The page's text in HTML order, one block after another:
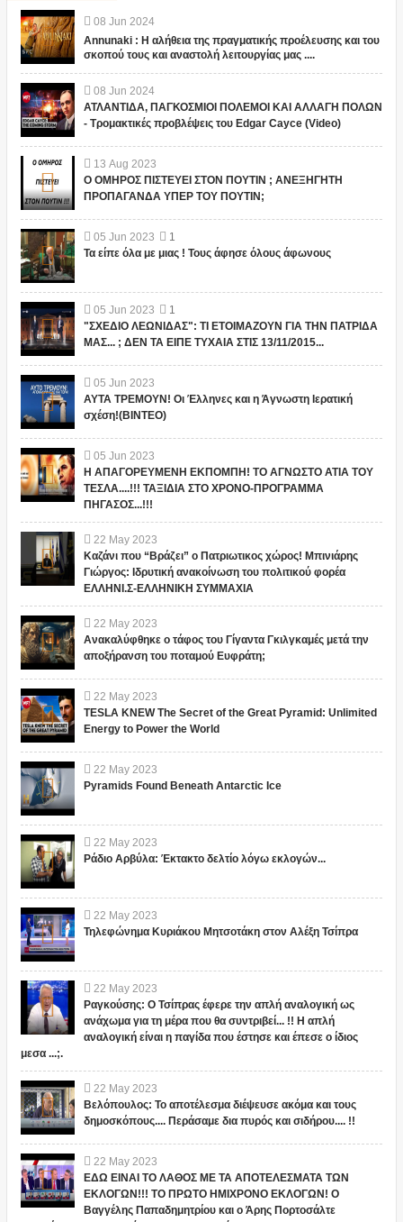
08 Jun 2024
Annunaki : Η αλήθεια της πραγματικής προέλευσης και του
σκοπού τους και αναστολή λειτουργίας μας ....
08 Jun 2024
ΑΤΛΑΝΤΙΔΑ, ΠΑΓΚΟΣΜΙΟΙ ΠΟΛΕΜΟΙ ΚΑΙ ΑΛΛΑΓΗ ΠΟΛΩΝ
- Τρομακτικές προβλέψεις του Edgar Cayce (Video)
13 Aug 2023
Ο ΟΜΗΡΟΣ ΠΙΣΤΕΥΕΙ ΣΤΟΝ ΠΟΥΤΙΝ ; ΑΝΕΞΗΓΗΤΗ
ΠΡΟΠΑΓΑΝΔΑ ΥΠΕΡ ΤΟΥ ΠΟΥΤΙΝ;
05 Jun 2023
1
Τα είπε όλα με μιας ! Τους άφησε όλους άφωνους
05 Jun 2023
1
"ΣΧΕΔΙΟ ΛΕΩΝΙΔΑΣ": ΤΙ ΕΤΟΙΜΑΖΟΥΝ ΓΙΑ ΤΗΝ ΠΑΤΡΙΔΑ
ΜΑΣ... ; ΔΕΝ ΤΑ ΕΙΠΕ ΤΥΧΑΙΑ ΣΤΙΣ 13/11/2015...
05 Jun 2023
ΑΥΤΑ ΤΡΕΜΟΥΝ! Οι Έλληνες και η Άγνωστη Ιερατική
σχέση!(ΒΙΝΤΕΟ)
05 Jun 2023
Η ΑΠΑΓΟΡΕΥΜΕΝΗ ΕΚΠΟΜΠΗ! ΤΟ ΑΓΝΩΣΤΟ ΑΤΙΑ ΤΟΥ
ΤΕΣΛΑ....!!! ΤΑΞΙΔΙΑ ΣΤΟ ΧΡΟΝΟ-ΠΡΟΓΡΑΜΜΑ
ΠΗΓΑΣΟΣ...!!!
22 May 2023
Καζάνι που “Βράζει” ο Πατριωτικος χώρος! Μπινιάρης
Γιώργος: Ιδρυτική ανακοίνωση του πολιτικού φορέα
ΕΛΛΗΝΙ.Σ-ΕΛΛΗΝΙΚΗ ΣΥΜΜΑΧΙΑ
22 May 2023
Ανακαλύφθηκε ο τάφος του Γίγαντα Γκιλγκαμές μετά την
αποξήρανση του ποταμού Ευφράτη;
22 May 2023
TESLA KNEW The Secret of the Great Pyramid: Unlimited
Energy to Power the World
22 May 2023
Pyramids Found Beneath Antarctic Ice
22 May 2023
Ράδιο Αρβύλα: Έκτακτο δελτίο λόγω εκλογών...
22 May 2023
Τηλεφώνημα Κυριάκου Μητσοτάκη στον Αλέξη Τσίπρα
22 May 2023
Ραγκούσης: Ο Τσίπρας έφερε την απλή αναλογική ως
ανάχωμα για τη μέρα που θα συντριβεί... !! Η απλή
αναλογική είναι η παγίδα που έστησε και έπεσε ο ίδιος
μεσα ...;.
22 May 2023
Βελόπουλος: Το αποτέλεσμα διέψευσε ακόμα και τους
δημοσκόπους.... Περάσαμε δια πυρός και σιδήρου.... !!
22 May 2023
ΕΔΩ ΕΙΝΑΙ ΤΟ ΛΑΘΟΣ ΜΕ ΤΑ ΑΠΟΤΕΛΕΣΜΑΤΑ ΤΩΝ
ΕΚΛΟΓΩΝ!!! ΤΟ ΠΡΩΤΟ ΗΜΙΧΡΟΝΟ ΕΚΛΟΓΩΝ! Ο
Βαγγέλης Παπαδημητρίου και ο Άρης Πορτοσάλτε